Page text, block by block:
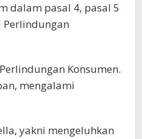
dalam pasal 4, pasal 5
Perlindungan
Konsumen.
mengalami
yakni mengeluhkan